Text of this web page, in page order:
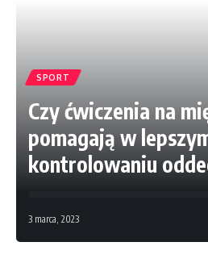
SPORT
Czy ćwiczenia na
pomagają w
kontrolowaniu
3 marca, 2023